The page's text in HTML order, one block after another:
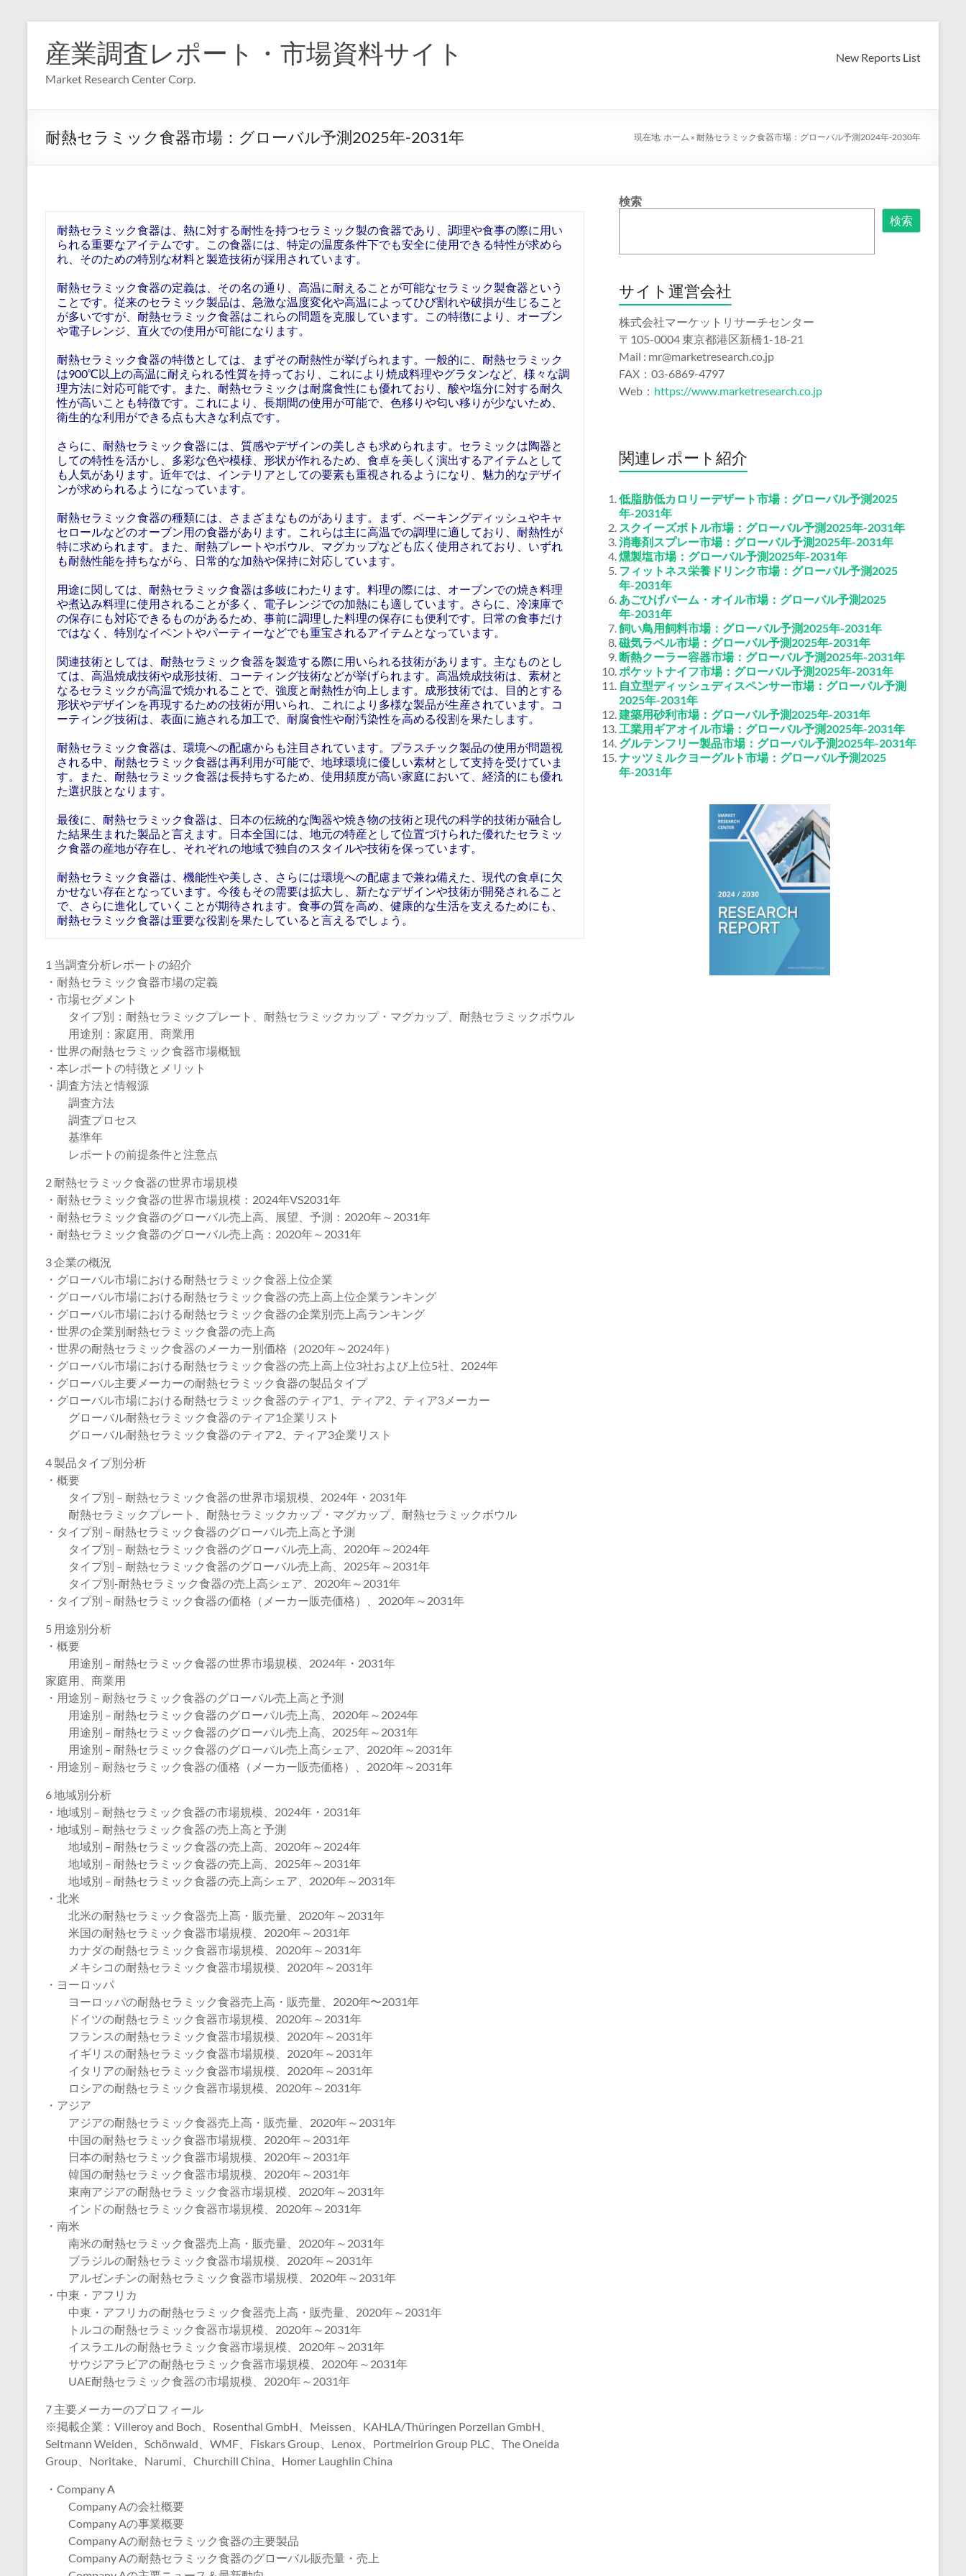
産業調査レポート・市場資料サイト
Market Research Center Corp.
New Reports List
耐熱セラミック食器市場：グローバル予測2025年-2031年 現在地: ホーム » 耐熱セラミック食器市場：グローバル予測2024年-2030年
耐熱セラミック食器は、熱に対する耐性を持つセラミック製の食器であり、調理や食事の際に用い
られる重要なアイテムです。この食器には、特定の温度条件下でも安全に使用できる特性が求めら
れ、そのための特別な材料と製造技術が採用されています。
耐熱セラミック食器の定義は、その名の通り、高温に耐えることが可能なセラミック製食器という
ことです。従来のセラミック製品は、急激な温度変化や高温によってひび割れや破損が生じること
が多いですが、耐熱セラミック食器はこれらの問題を克服しています。この特徴により、オーブン
や電子レンジ、直火での使用が可能になります。
耐熱セラミック食器の特徴としては、まずその耐熱性が挙げられます。一般的に、耐熱セラミック
は900℃以上の高温に耐えられる性質を持っており、これにより焼成料理やグラタンなど、様々な調
理方法に対応可能です。また、耐熱セラミックは耐腐食性にも優れており、酸や塩分に対する耐久
性が高いことも特徴です。これにより、長期間の使用が可能で、色移りや匂い移りが少ないため、
衛生的な利用ができる点も大きな利点です。
さらに、耐熱セラミック食器には、質感やデザインの美しさも求められます。セラミックは陶器と
しての特性を活かし、多彩な色や模様、形状が作れるため、食卓を美しく演出するアイテムとして
も人気があります。近年では、インテリアとしての要素も重視されるようになり、魅力的なデザイ
ンが求められるようになっています。
耐熱セラミック食器の種類には、さまざまなものがあります。まず、ベーキングディッシュやキャ
セロールなどのオーブン用の食器があります。これらは主に高温での調理に適しており、耐熱性が
特に求められます。また、耐熱プレートやボウル、マグカップなども広く使用されており、いずれ
も耐熱性能を持ちながら、日常的な加熱や保持に対応しています。
用途に関しては、耐熱セラミック食器は多岐にわたります。料理の際には、オーブンでの焼き料理
や煮込み料理に使用されることが多く、電子レンジでの加熱にも適しています。さらに、冷凍庫で
の保存にも対応できるものがあるため、事前に調理した料理の保存にも便利です。日常の食事だけ
ではなく、特別なイベントやパーティーなどでも重宝されるアイテムとなっています。
関連技術としては、耐熱セラミック食器を製造する際に用いられる技術があります。主なものとし
ては、高温焼成技術や成形技術、コーティング技術などが挙げられます。高温焼成技術は、素材と
なるセラミックが高温で焼かれることで、強度と耐熱性が向上します。成形技術では、目的とする
形状やデザインを再現するための技術が用いられ、これにより多様な製品が生産されています。コ
ーティング技術は、表面に施される加工で、耐腐食性や耐汚染性を高める役割を果たします。
耐熱セラミック食器は、環境への配慮からも注目されています。プラスチック製品の使用が問題視
される中、耐熱セラミック食器は再利用が可能で、地球環境に優しい素材として支持を受けていま
す。また、耐熱セラミック食器は長持ちするため、使用頻度が高い家庭において、経済的にも優れ
た選択肢となります。
最後に、耐熱セラミック食器は、日本の伝統的な陶器や焼き物の技術と現代の科学的技術が融合し
た結果生まれた製品と言えます。日本全国には、地元の特産として位置づけられた優れたセラミッ
ク食器の産地が存在し、それぞれの地域で独自のスタイルや技術を保っています。
耐熱セラミック食器は、機能性や美しさ、さらには環境への配慮まで兼ね備えた、現代の食卓に欠
かせない存在となっています。今後もその需要は拡大し、新たなデザインや技術が開発されること
で、さらに進化していくことが期待されます。食事の質を高め、健康的な生活を支えるためにも、
耐熱セラミック食器は重要な役割を果たしていると言えるでしょう。
1 当調査分析レポートの紹介
・耐熱セラミック食器市場の定義
・市場セグメント
タイプ別：耐熱セラミックプレート、耐熱セラミックカップ・マグカップ、耐熱セラミックボウル
用途別：家庭用、商業用
・世界の耐熱セラミック食器市場概観
・本レポートの特徴とメリット
・調査方法と情報源
調査方法
調査プロセス
基準年
レポートの前提条件と注意点
2 耐熱セラミック食器の世界市場規模
・耐熱セラミック食器の世界市場規模：2024年VS2031年
・耐熱セラミック食器のグローバル売上高、展望、予測：2020年～2031年
・耐熱セラミック食器のグローバル売上高：2020年～2031年
3 企業の概況
・グローバル市場における耐熱セラミック食器上位企業
・グローバル市場における耐熱セラミック食器の売上高上位企業ランキング
・グローバル市場における耐熱セラミック食器の企業別売上高ランキング
・世界の企業別耐熱セラミック食器の売上高
・世界の耐熱セラミック食器のメーカー別価格（2020年～2024年）
・グローバル市場における耐熱セラミック食器の売上高上位3社および上位5社、2024年
・グローバル主要メーカーの耐熱セラミック食器の製品タイプ
・グローバル市場における耐熱セラミック食器のティア1、ティア2、ティア3メーカー
グローバル耐熱セラミック食器のティア1企業リスト
グローバル耐熱セラミック食器のティア2、ティア3企業リスト
4 製品タイプ別分析
・概要
タイプ別 – 耐熱セラミック食器の世界市場規模、2024年・2031年
耐熱セラミックプレート、耐熱セラミックカップ・マグカップ、耐熱セラミックボウル
・タイプ別 – 耐熱セラミック食器のグローバル売上高と予測
タイプ別 – 耐熱セラミック食器のグローバル売上高、2020年～2024年
タイプ別 – 耐熱セラミック食器のグローバル売上高、2025年～2031年
タイプ別-耐熱セラミック食器の売上高シェア、2020年～2031年
・タイプ別 – 耐熱セラミック食器の価格（メーカー販売価格）、2020年～2031年
5 用途別分析
・概要
用途別 – 耐熱セラミック食器の世界市場規模、2024年・2031年
家庭用、商業用
・用途別 – 耐熱セラミック食器のグローバル売上高と予測
用途別 – 耐熱セラミック食器のグローバル売上高、2020年～2024年
用途別 – 耐熱セラミック食器のグローバル売上高、2025年～2031年
用途別 – 耐熱セラミック食器のグローバル売上高シェア、2020年～2031年
・用途別 – 耐熱セラミック食器の価格（メーカー販売価格）、2020年～2031年
6 地域別分析
・地域別 – 耐熱セラミック食器の市場規模、2024年・2031年
・地域別 – 耐熱セラミック食器の売上高と予測
地域別 – 耐熱セラミック食器の売上高、2020年～2024年
地域別 – 耐熱セラミック食器の売上高、2025年～2031年
地域別 – 耐熱セラミック食器の売上高シェア、2020年～2031年
・北米
北米の耐熱セラミック食器売上高・販売量、2020年～2031年
米国の耐熱セラミック食器市場規模、2020年～2031年
カナダの耐熱セラミック食器市場規模、2020年～2031年
メキシコの耐熱セラミック食器市場規模、2020年～2031年
・ヨーロッパ
ヨーロッパの耐熱セラミック食器売上高・販売量、2020年〜2031年
ドイツの耐熱セラミック食器市場規模、2020年～2031年
フランスの耐熱セラミック食器市場規模、2020年～2031年
イギリスの耐熱セラミック食器市場規模、2020年～2031年
イタリアの耐熱セラミック食器市場規模、2020年～2031年
ロシアの耐熱セラミック食器市場規模、2020年～2031年
・アジア
アジアの耐熱セラミック食器売上高・販売量、2020年～2031年
中国の耐熱セラミック食器市場規模、2020年～2031年
日本の耐熱セラミック食器市場規模、2020年～2031年
韓国の耐熱セラミック食器市場規模、2020年～2031年
東南アジアの耐熱セラミック食器市場規模、2020年～2031年
インドの耐熱セラミック食器市場規模、2020年～2031年
・南米
南米の耐熱セラミック食器売上高・販売量、2020年～2031年
ブラジルの耐熱セラミック食器市場規模、2020年～2031年
アルゼンチンの耐熱セラミック食器市場規模、2020年～2031年
・中東・アフリカ
中東・アフリカの耐熱セラミック食器売上高・販売量、2020年～2031年
トルコの耐熱セラミック食器市場規模、2020年～2031年
イスラエルの耐熱セラミック食器市場規模、2020年～2031年
サウジアラビアの耐熱セラミック食器市場規模、2020年～2031年
UAE耐熱セラミック食器の市場規模、2020年～2031年
7 主要メーカーのプロフィール
※掲載企業：Villeroy and Boch、Rosenthal GmbH、Meissen、KAHLA/Thüringen Porzellan GmbH、
Seltmann Weiden、Schönwald、WMF、Fiskars Group、Lenox、Portmeirion Group PLC、The Oneida
Group、Noritake、Narumi、Churchill China、Homer Laughlin China
・Company A
Company Aの会社概要
Company Aの事業概要
Company Aの耐熱セラミック食器の主要製品
Company Aの耐熱セラミック食器のグローバル販売量・売上
検索
検索
サイト運営会社
株式会社マーケットリサーチセンター
〒105-0004 東京都港区新橋1-18-21
Mail : mr@marketresearch.co.jp
FAX：03-6869-4797
Web： https://www.marketresearch.co.jp
関連レポート紹介
低脂肪低カロリーデザート市場：グローバル予測2025
年-2031年
スクイーズボトル市場：グローバル予測2025年-2031年
消毒剤スプレー市場：グローバル予測2025年-2031年
燻製塩市場：グローバル予測2025年-2031年
フィットネス栄養ドリンク市場：グローバル予測2025
年-2031年
あごひげバーム・オイル市場：グローバル予測2025
年-2031年
飼い鳥用飼料市場：グローバル予測2025年-2031年
磁気ラベル市場：グローバル予測2025年-2031年
断熱クーラー容器市場：グローバル予測2025年-2031年
ポケットナイフ市場：グローバル予測2025年-2031年
自立型ディッシュディスペンサー市場：グローバル予測
2025年-2031年
建築用砂利市場：グローバル予測2025年-2031年
工業用ギアオイル市場：グローバル予測2025年-2031年
グルテンフリー製品市場：グローバル予測2025年-2031年
ナッツミルクヨーグルト市場：グローバル予測2025
年-2031年